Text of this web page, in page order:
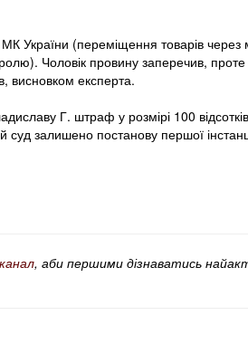
МК України (переміщення товарів
Чоловік провину заперечив,
висновком експерта.
Г. штраф у розмірі 100
залишено постанову першої
, аби першими дізнаватись